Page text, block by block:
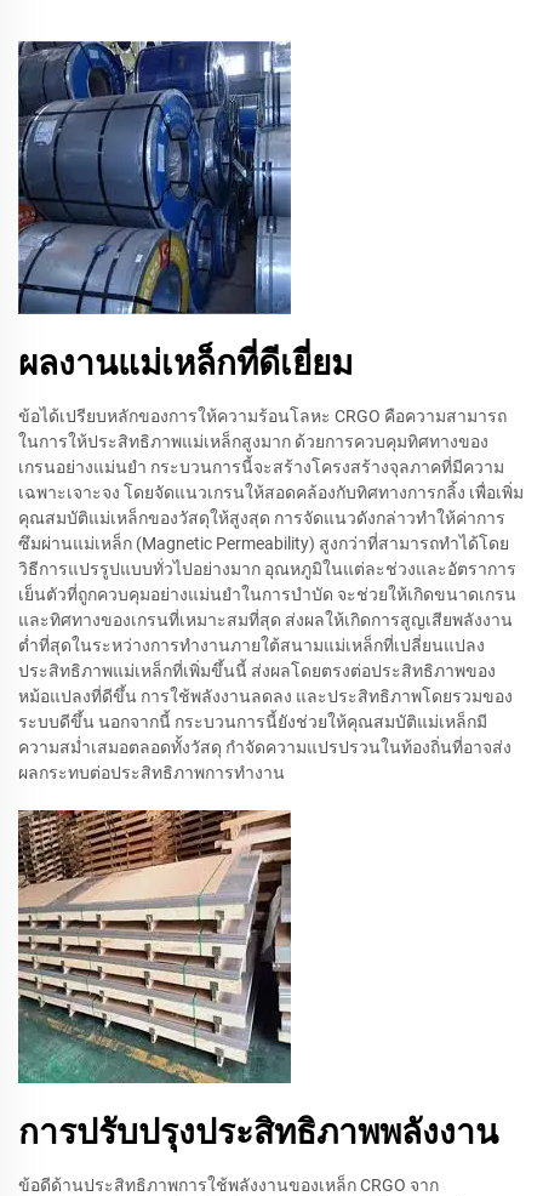
ผลงานแม่เหล็กที่ดีเยี่ยม
ข้อได้เปรียบหลักของการให้ความร้อนโลหะ CRGO คือความสามารถ
ในการให้ประสิทธิภาพแม่เหล็กสูงมาก ด้วยการควบคุมทิศทางของ
เกรนอย่างแม่นยำ กระบวนการนี้จะสร้างโครงสร้างจุลภาคที่มีความ
เฉพาะเจาะจง โดยจัดแนวเกรนให้สอดคล้องกับทิศทางการกลิ้ง เพื่อเพิ่ม
คุณสมบัติแม่เหล็กของวัสดุให้สูงสุด การจัดแนวดังกล่าวทำให้ค่าการ
ซึมผ่านแม่เหล็ก (Magnetic Permeability) สูงกว่าที่สามารถทำได้โดย
วิธีการแปรรูปแบบทั่วไปอย่างมาก อุณหภูมิในแต่ละช่วงและอัตราการ
เย็นตัวที่ถูกควบคุมอย่างแม่นยำในการบำบัด จะช่วยให้เกิดขนาดเกรน
และทิศทางของเกรนที่เหมาะสมที่สุด ส่งผลให้เกิดการสูญเสียพลังงาน
ต่ำที่สุดในระหว่างการทำงานภายใต้สนามแม่เหล็กที่เปลี่ยนแปลง
ประสิทธิภาพแม่เหล็กที่เพิ่มขึ้นนี้ ส่งผลโดยตรงต่อประสิทธิภาพของ
หม้อแปลงที่ดีขึ้น การใช้พลังงานลดลง และประสิทธิภาพโดยรวมของ
ระบบดีขึ้น นอกจากนี้ กระบวนการนี้ยังช่วยให้คุณสมบัติแม่เหล็กมี
ความสม่ำเสมอตลอดทั้งวัสดุ กำจัดความแปรปรวนในท้องถิ่นที่อาจส่ง
ผลกระทบต่อประสิทธิภาพการทำงาน
การปรับปรุงประสิทธิภาพพลังงาน
ข้อดีด้านประสิทธิภาพการใช้พลังงานของเหล็ก CRGO จาก